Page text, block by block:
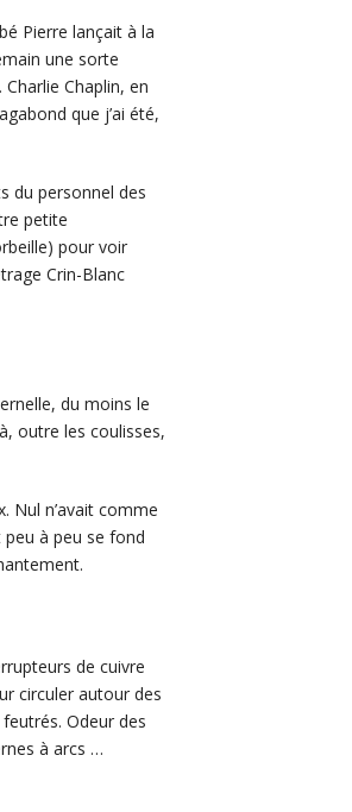
Pierre lançait à la
une sorte
Chaplin, en
que j’ai été,
du personnel des
petite
pour voir
Crin-Blanc
du moins le
outre les coulisses,
Nul n’avait comme
peu à peu se fond
de cuivre
circuler autour des
Odeur des
à arcs …